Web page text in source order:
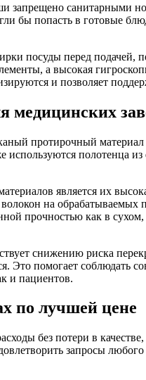
запрещено санитарными
бы попасть в готовые
посуды перед подачей,
а высокая
и позволяет
медицинских
протирочный
полотенца
является их
на
прочностью как в
снижению риска
Это помогает соблюдать
и пациентов.
по лучшей цене
без потери в
запросы